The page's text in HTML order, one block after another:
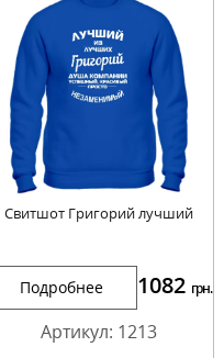
Свитшот Григорий лучший
Подробнее 1082 грн.
Артикул: 1213